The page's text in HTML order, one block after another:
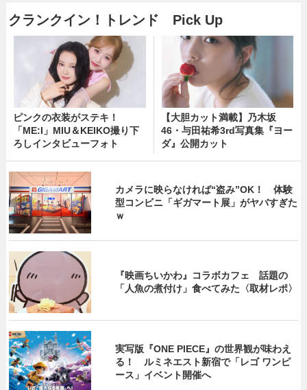
クランクイン！トレンド Pick Up
ピンクの衣装がステキ！
「ME:I」MIU＆KEIKO撮り下
ろしインタビューフォト
【大胆カット満載】乃木坂
46・与田祐希3rd写真集『ヨー
ダ』公開カット
カメラに映らなければ“盗み”OK！ 体験
型コンビニ「ギガマート展」がヤバすぎた
ｗ
『映画ちいかわ』コラボカフェ 話題の
「人魚の煮付け」食べてみた〈取材レポ〉
実写版『ONE PIECE』の世界観が味わえ
る！ ルミネエスト新宿で「レゴ ワンピ
ース」イベント開催へ